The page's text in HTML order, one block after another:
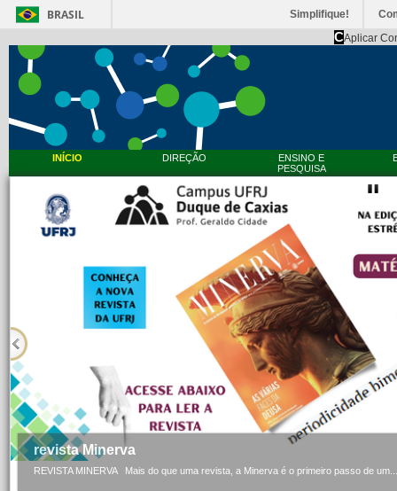
BRASIL Simplifique!
CAplicar
INÍCIO DIREÇÃO
ENSINO E
PESQUISA
revista Minerva
REVISTA MINERVA Mais do que uma revista, a Minerva é o primeiro passo de um...